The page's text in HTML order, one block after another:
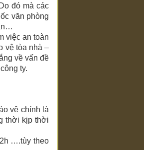
đó mà các
văn phòng
việc an toàn
vệ tòa nhà –
về vấn đề
ty.
vệ chính là
thời kịp thời
….tùy theo